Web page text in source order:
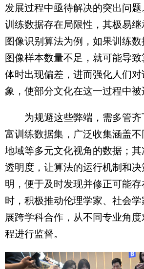
发展过程中亟待解决的突出问
训练数据存在局限性，其极易
图像识别算法为例，如果训练
图像样本数量不足，就可能导
体时出现偏差，进而强化人们
象，使部分文化在这一过程中被
为规避这些弊端，需多管齐
富训练数据集，广泛收集涵盖不
地域等多元文化视角的数据；
透明度，让算法的运行机制和
明，便于及时发现并修正可能存
时，积极推动伦理学家、社会
展跨学科合作，从不同专业角
程进行监督。